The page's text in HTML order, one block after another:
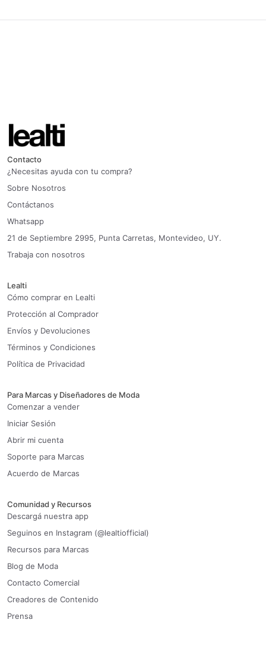
Contacto
¿Necesitas ayuda con tu compra?
Sobre Nosotros
Contáctanos
Whatsapp
21 de Septiembre 2995, Punta Carretas, Montevideo, UY.
Trabaja con nosotros
Lealti
Cómo comprar en Lealti
Protección al Comprador
Envíos y Devoluciones
Términos y Condiciones
Política de Privacidad
Para Marcas y Diseñadores de Moda
Comenzar a vender
Iniciar Sesión
Abrir mi cuenta
Soporte para Marcas
Acuerdo de Marcas
Comunidad y Recursos
Descargá nuestra app
Seguinos en Instagram (@lealtiofficial)
Recursos para Marcas
Blog de Moda
Contacto Comercial
Creadores de Contenido
Prensa